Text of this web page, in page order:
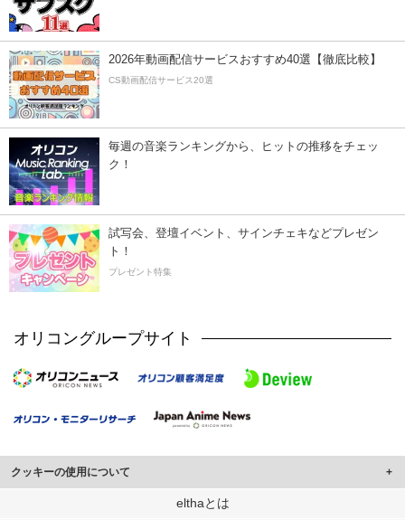
2026年動画配信サービスおすすめ40選【徹底比較】
CS動画配信サービス20選
毎週の音楽ランキングから、ヒットの推移をチェッ
ク！
試写会、登壇イベント、サインチェキなどプレゼン
ト！
プレゼント特集
オリコングループサイト
クッキーの使用について
このサイトでは Cookie を使用して、ユーザーに合わせたコンテンツや広告の
elthaとは